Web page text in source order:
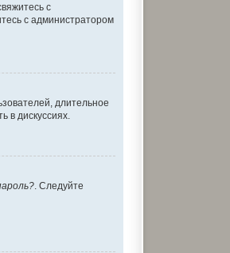
с
с администратором
длительное
в дискуссиях.
. Следуйте